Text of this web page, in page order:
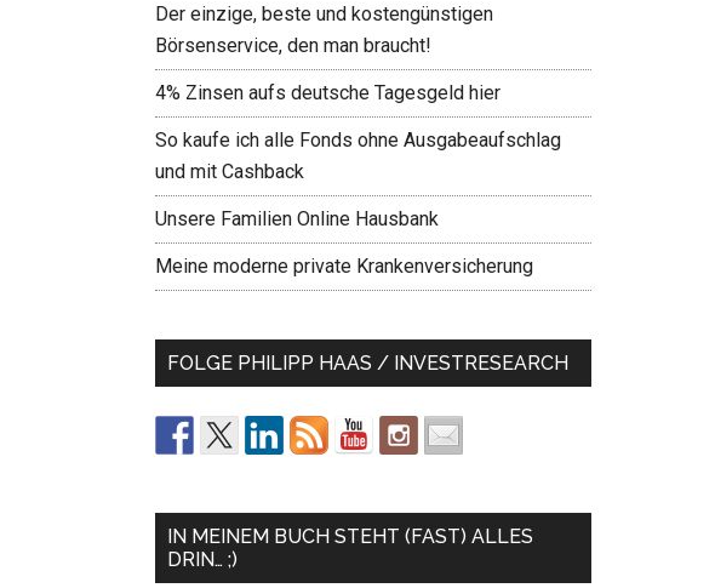
Der einzige, beste und kostengünstigen
Börsenservice, den man braucht!
4% Zinsen aufs deutsche Tagesgeld hier
So kaufe ich alle Fonds ohne Ausgabeaufschlag
und mit Cashback
Unsere Familien Online Hausbank
Meine moderne private Krankenversicherung
FOLGE PHILIPP HAAS / INVESTRESEARCH
IN MEINEM BUCH STEHT (FAST) ALLES
DRIN… ;)